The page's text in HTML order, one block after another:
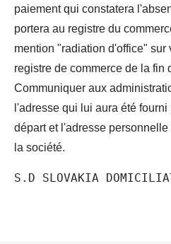
paiement qui constatera
portera au registre du
mention "radiation d'office" sur
registre de commerce de la fin
Communiquer aux
l'adresse qui lui aura été
départ et l'adresse
la société.
S.D SLOVAKIA